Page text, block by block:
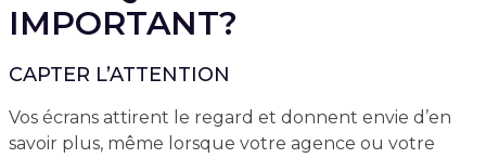
IMPORTANT?
CAPTER L’ATTENTION
Vos écrans attirent le regard et donnent envie d’en
savoir plus, même lorsque votre agence ou votre